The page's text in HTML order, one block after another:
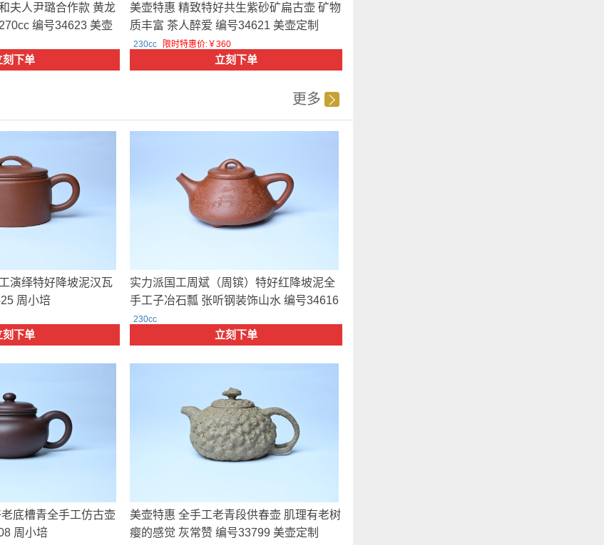
夫人尹璐合作款 黄龙
编号34623 美壶
刻下单
美壶特惠 精致特好共生紫砂矿扁古壶 矿物
质丰富 茶人醉爱 编号34621 美壶定制
230cc 限时特惠价:￥360
立刻下单
更多
演绎特好降坡泥汉瓦
周小培
刻下单
实力派国工周斌（周镔）特好红降坡泥全
手工子冶石瓢 张听钢装饰山水 编号34616
周斌
230cc
立刻下单
底槽青全手工仿古壶
周小培
美壶特惠 全手工老青段供春壶 肌理有老树
瘿的感觉 灰常赞 编号33799 美壶定制